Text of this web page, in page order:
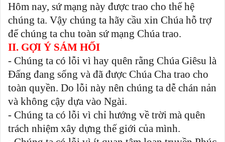
Hôm nay, sứ mạng này được trao cho thế hệ
chúng ta. Vậy chúng ta hãy cầu xin Chúa hỗ trợ
để chúng ta chu toàn sứ mạng Chúa trao.
II. GỢI Ý SÁM HỐI
- Chúng ta có lỗi vì hay quên rằng Chúa Giêsu là
Đấng đang sống và đã được Chúa Cha trao cho
toàn quyền. Do lỗi này nên chúng ta dễ chán nản
và không cậy dựa vào Ngài.
- Chúng ta có lỗi vì chỉ hướng về trời mà quên
trách nhiệm xây dựng thế giới của mình.